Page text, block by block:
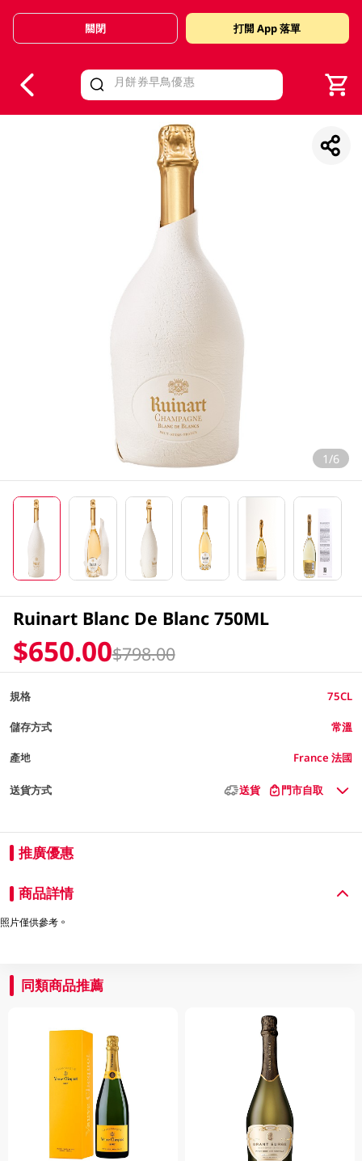
Valid Until 30 June 2026
關閉 打開 App 落單
1/6
Ruinart Blanc De Blanc 750ML
$650.00$798.00
規格 75CL
儲存方式 常溫
產地 France 法國
送貨方式 送貨 門市自取
推廣優惠
商品詳情
照片僅供參考。
同類商品推薦